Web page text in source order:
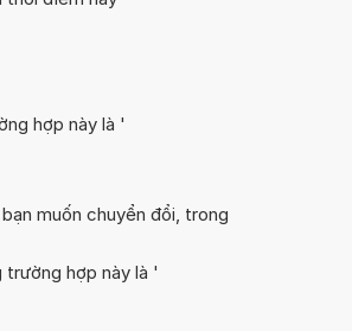
hợp này là '
muốn chuyển đổi, trong
trường hợp này là '